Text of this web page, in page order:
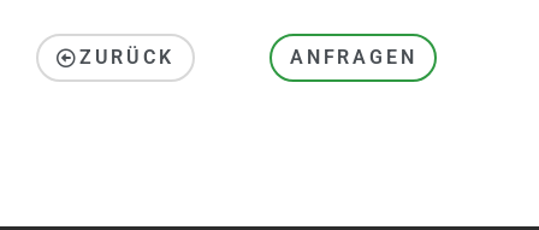
ZURÜCK ANFRAGEN